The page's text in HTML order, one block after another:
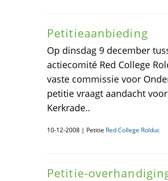
Petitieaanbieding
Op dinsdag 9 december
actiecomité Red College
vaste commissie voor
petitie vraagt aandacht
Kerkrade..
10-12-2008 | Petitie Red College Rolduc
Petitie-